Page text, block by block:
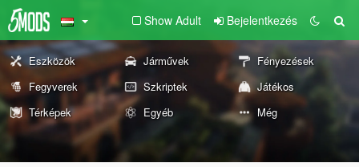
Show Adult Bejelentkezés
Eszközök Járművek
Fényezések
Fegyverek
Szkriptek
Játékos
Térképek
Egyéb Még